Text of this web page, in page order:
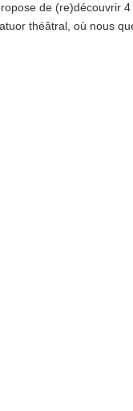
de (re)découvrir
théâtral, où nous